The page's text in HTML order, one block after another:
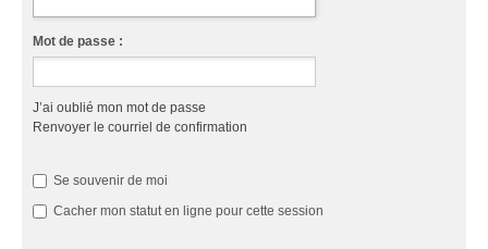
Mot de passe :
J’ai oublié mon mot de passe
Renvoyer le courriel de confirmation
Se souvenir de moi
Cacher mon statut en ligne pour cette session